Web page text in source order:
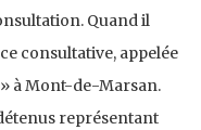
Quand il
consultative, appelée
à Mont-de-Marsan.
représentant